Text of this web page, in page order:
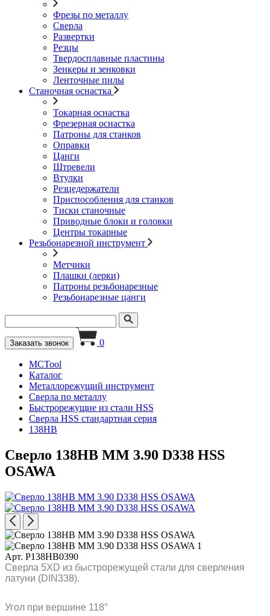
Фрезы по металлу
Сверла
Развертки
Резцы
Твердосплавные пластины
Зенкеры и зенковки
Ленточные пилы
Станочная оснастка
Токарная оснастка
Фрезерная оснастка
Патроны для станков
Оправки
Цанги
Штревели
Втулки
Резцедержатели
Приспособления для станков
Тиски станочные
Приводные блоки и головки
Центры токарные
Резьбонарезной инструмент
Метчики
Плашки (лерки)
Патроны резьбонарезные
Резьбонарезные цанги
Заказать звонок 0
MCTool
Каталог
Металлорежущий инструмент
Сверла по металлу
Быстрорежущие из стали HSS
Сверла HSS стандартная серия
138HB
Сверло 138HB MM 3.90 D338 HSS
OSAWA
Арт. P138HB0390
Сверла 5XD из быстрорежущей стали для сверления
латуни (DIN338).
Угол при вершине 118°